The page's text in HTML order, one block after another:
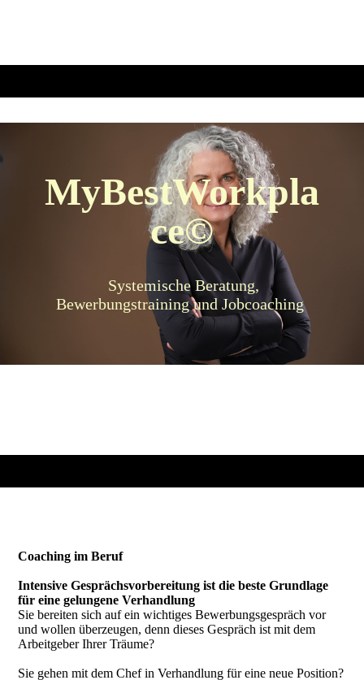
MyBestWorkpla
ce©
Systemische Beratung,
Bewerbungstraining und Jobcoaching
Coaching im Beruf
Intensive Gesprächsvorbereitung ist die beste Grundlage
für eine gelungene Verhandlung
Sie bereiten sich auf ein wichtiges Bewerbungsgespräch vor
und wollen überzeugen, denn dieses Gespräch ist mit dem
Arbeitgeber Ihrer Träume?
Sie gehen mit dem Chef in Verhandlung für eine neue Position?